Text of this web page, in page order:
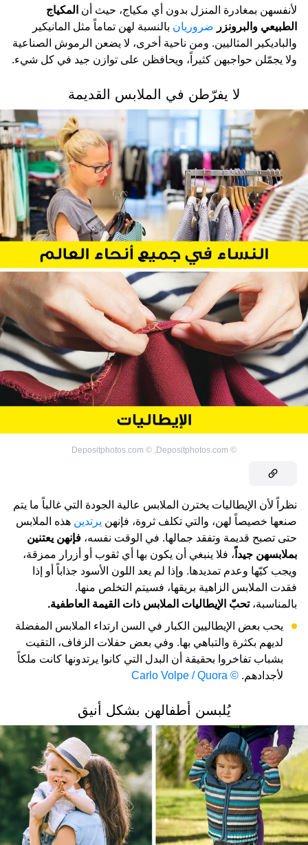
لأنفسهن بمغادرة المنزل بدون أي مكياج، حيث أن المكياج
الطبيعي والبرونزر ضروريان بالنسبة لهن تماماً مثل المانيكير
والباديكير المثاليين. ومن ناحية أخرى، لا يضعن الرموش الصناعية
ولا يجمّلن حواجبهن كثيراً، ويحافظن على توازن جيد في كل شيء.
لا يفرّطن في الملابس القديمة
©
Depositphotos.com
,
©
Depositphotos.com
نظراً لأن الإيطاليات يخترن الملابس عالية الجودة التي غالباً ما يتم
صنعها خصيصاً لهن، والتي تكلف ثروة، فإنهن يرتدين هذه الملابس
حتى تصبح قديمة وتفقد جمالها. في الوقت نفسه، فإنهن يعتنين
بملابسهن جيداً ، فلا ينبغي أن يكون بها أي ثقوب أو أزرار ممزقة،
ويجب كيّها وعدم تمديدها. وإذا لم يعد اللون الأسود جذاباً أو إذا
فقدت الملابس الزاهية بريقها، فسيتم التخلص منها.
بالمناسبة، تحبّ الإيطاليات الملابس ذات القيمة العاطفية.
يحب بعض الإيطاليين الكبار في السن ارتداء الملابس المفضلة
لديهم بكثرة والتباهي بها. وفي بعض حفلات الزفاف، التقيت
بشباب تفاخروا بحقيقة أن البدل التي كانوا يرتدونها كانت ملكاً
لأجدادهم. © Carlo Volpe / Quora
يُلبسن أطفالهن بشكل أنيق